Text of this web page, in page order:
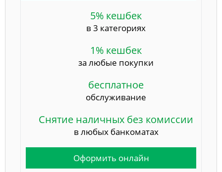
5% кешбек
в 3 категориях
1% кешбек
за любые покупки
бесплатное
обслуживание
Снятие наличных без комиссии
в любых банкоматах
Оформить онлайн